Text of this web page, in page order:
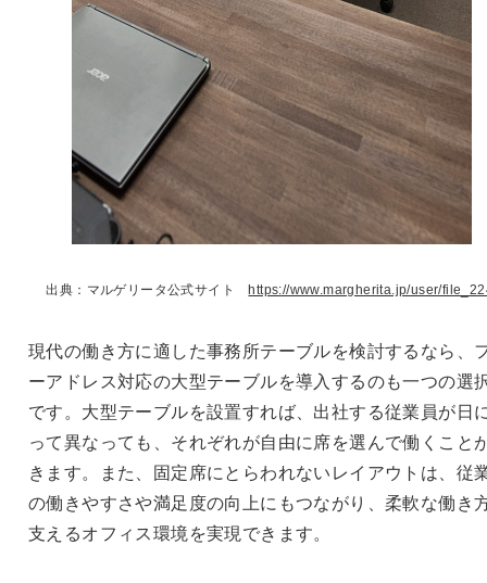
出典：マルゲリータ公式サイトhttps://www.margherita.jp/user/
現代の働き方に適した事務所テーブルを検討するなら、
ーアドレス対応の大型テーブルを導入するのも一つの選
です。大型テーブルを設置すれば、出社する従業員が日
って異なっても、それぞれが自由に席を選んで働くこと
きます。また、固定席にとらわれないレイアウトは、従
の働きやすさや満足度の向上にもつながり、柔軟な働き
支えるオフィス環境を実現できます。